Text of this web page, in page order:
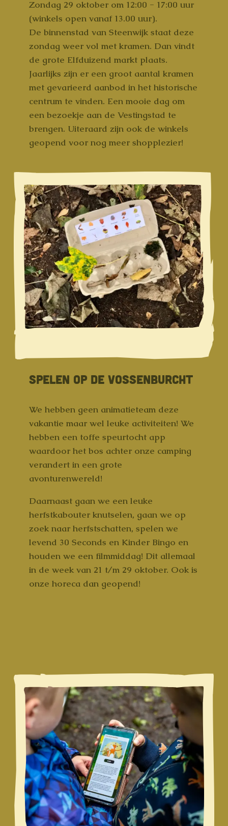
Zondag 29 oktober om 12:00 - 17:00 uur
(winkels open vanaf 13.00 uur).
De binnenstad van Steenwijk staat deze
zondag weer vol met kramen. Dan vindt
de grote Elfduizend markt plaats.
Jaarlijks zijn er een groot aantal kramen
met gevarieerd aanbod in het historische
centrum te vinden. Een mooie dag om
een bezoekje aan de Vestingstad te
brengen. Uiteraard zijn ook de winkels
geopend voor nog meer shopplezier!
SPELEN OP DE VOSSENBURCHT
We hebben geen animatieteam deze
vakantie maar wel leuke activiteiten! We
hebben een toffe speurtocht app
waardoor het bos achter onze camping
verandert in een grote
avonturenwereld!
Daarnaast gaan we een leuke
herfstkabouter knutselen, gaan we op
zoek naar herfstschatten, spelen we
levend 30 Seconds en Kinder Bingo en
houden we een filmmiddag! Dit allemaal
in de week van 21 t/m 29 oktober. Ook is
onze horeca dan geopend!